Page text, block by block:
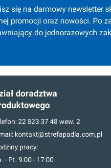
się na darmowy newsletter
promocji oraz nowości. Po
do jednorazowych
doradztwa
22 823 37 48 wew. 2
kontakt@strefapadla.com.pl
pracy:
- Pt. 9:00 - 17:00